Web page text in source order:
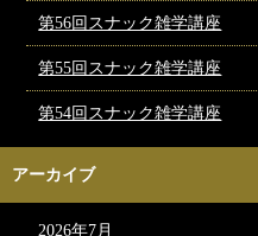
第56回スナック雑学講座
第55回スナック雑学講座
第54回スナック雑学講座
アーカイブ
2026年7月